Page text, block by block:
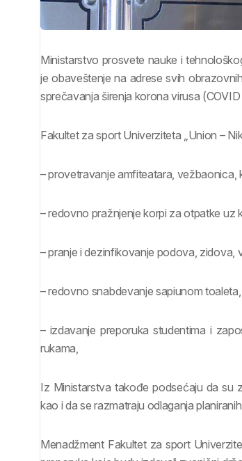
Ministarstvo prosvete nauke i
je obaveštenje na adrese svih
sprečavanja širenja korona virusa (COVID
Fakultet za sport Univerziteta „Union –
– provetravanje amfiteatara, vežbaonica,
– redovno pražnjenje korpi za otpatke uz
– pranje i dezinfikovanje podova, zidova,
– redovno snabdevanje sapiunom
– izdavanje preporuka studentima i
rukama,
Iz Ministarstva takođe podsećaju da su
kao i da se razmatraju odlaganja
Menadžment Fakultet za sport